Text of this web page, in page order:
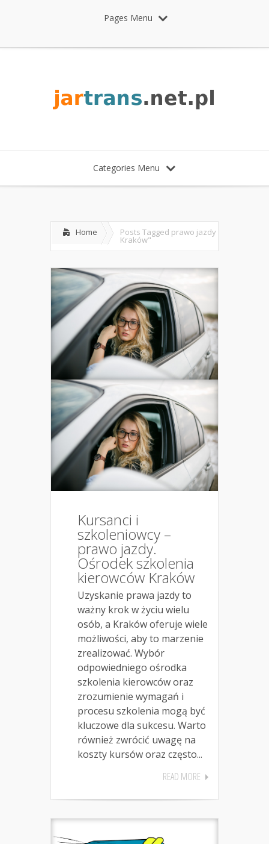
Pages Menu
Categories Menu
Home Posts Tagged prawo jazdy
Kraków"
Kursanci i
szkoleniowcy –
prawo jazdy.
Ośrodek szkolenia
kierowców Kraków
Uzyskanie prawa jazdy to
ważny krok w życiu wielu
osób, a Kraków oferuje wiele
możliwości, aby to marzenie
zrealizować. Wybór
odpowiedniego ośrodka
szkolenia kierowców oraz
zrozumienie wymagań i
procesu szkolenia mogą być
kluczowe dla sukcesu. Warto
również zwrócić uwagę na
koszty kursów oraz często...
READ MORE